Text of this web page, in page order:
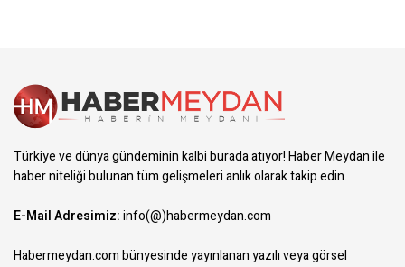
Türkiye ve dünya gündeminin kalbi burada atıyor! Haber Meydan ile
haber niteliği bulunan tüm gelişmeleri anlık olarak takip edin.
E-Mail Adresimiz:info(@)habermeydan.com
Habermeydan.com bünyesinde yayınlanan yazılı veya görsel